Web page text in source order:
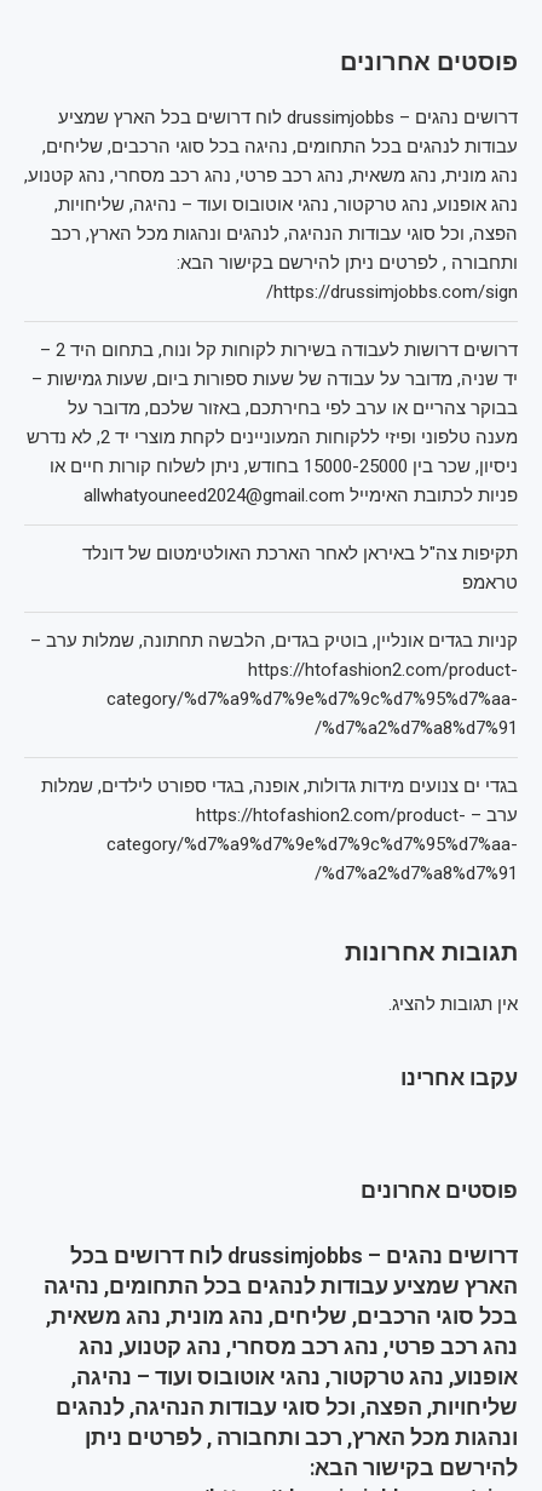
פוסטים אחרונים
דרושים נהגים – drussimjobbs לוח דרושים בכל הארץ שמציע
עבודות לנהגים בכל התחומים, נהיגה בכל סוגי הרכבים, שליחים,
נהג מונית, נהג משאית, נהג רכב פרטי, נהג רכב מסחרי, נהג קטנוע,
נהג אופנוע, נהג טרקטור, נהגי אוטובוס ועוד – נהיגה, שליחויות,
הפצה, וכל סוגי עבודות הנהיגה, לנהגים ונהגות מכל הארץ, רכב
ותחבורה , לפרטים ניתן להירשם בקישור הבא:
https://drussimjobbs.com/sign/
דרושים דרושות לעבודה בשירות לקוחות קל ונוח, בתחום היד 2 –
יד שניה, מדובר על עבודה של שעות ספורות ביום, שעות גמישות –
בבוקר צהריים או ערב לפי בחירתכם, באזור שלכם, מדובר על
מענה טלפוני ופיזי ללקוחות המעוניינים לקחת מוצרי יד 2, לא נדרש
ניסיון, שכר בין 15000-25000 בחודש, ניתן לשלוח קורות חיים או
פניות לכתובת האימייל allwhatyouneed2024@gmail.com
תקיפות צה"ל באיראן לאחר הארכת האולטימטום של דונלד
טראמפ
קניות בגדים אונליין, בוטיק בגדים, הלבשה תחתונה, שמלות ערב –
https://htofashion2.com/product-
category/%d7%a9%d7%9e%d7%9c%d7%95%d7%aa-
%d7%a2%d7%a8%d7%91/
בגדי ים צנועים מידות גדולות, אופנה, בגדי ספורט לילדים, שמלות
ערב – https://htofashion2.com/product-
category/%d7%a9%d7%9e%d7%9c%d7%95%d7%aa-
%d7%a2%d7%a8%d7%91/
תגובות אחרונות
אין תגובות להציג.
עקבו אחרינו
פוסטים אחרונים
דרושים נהגים – drussimjobbs לוח דרושים בכל
הארץ שמציע עבודות לנהגים בכל התחומים, נהיגה
בכל סוגי הרכבים, שליחים, נהג מונית, נהג משאית,
נהג רכב פרטי, נהג רכב מסחרי, נהג קטנוע, נהג
אופנוע, נהג טרקטור, נהגי אוטובוס ועוד – נהיגה,
שליחויות, הפצה, וכל סוגי עבודות הנהיגה, לנהגים
ונהגות מכל הארץ, רכב ותחבורה , לפרטים ניתן
להירשם בקישור הבא: